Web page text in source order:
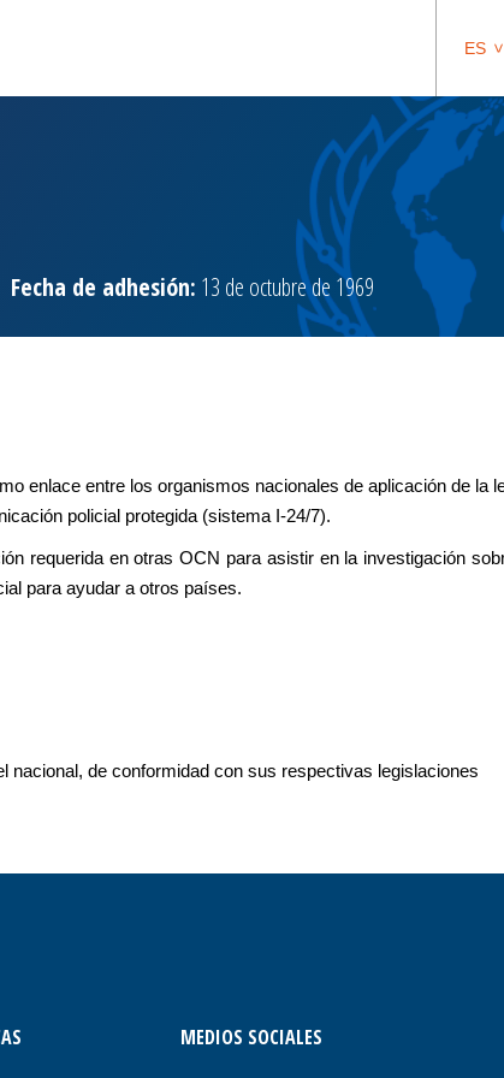
ES
Fecha de adhesión: 13 de octubre de 1969
enlace entre los organismos nacionales de aplicación de la
policial protegida (sistema I-24/7).
requerida en otras OCN para asistir en la investigación
para ayudar a otros países.
nacional, de conformidad con sus respectivas legislaciones
MEDIOS SOCIALES